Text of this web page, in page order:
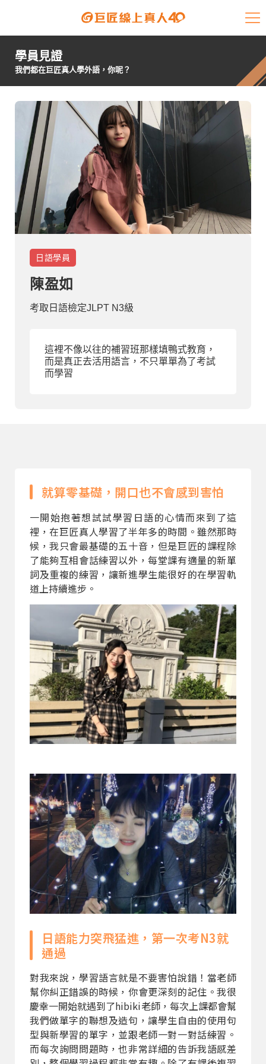
課程介紹
開課查詢
師資陣容
學員故事
免費資源
企業客戶
就業輔導
部落格
學員見證
我們都在巨匠真人學外語，你呢？
日語學員
陳盈如
考取日語檢定JLPT N3級
這裡不像以往的補習班那樣填鴨式教育，
而是真正去活用語言，不只單單為了考試
而學習
就算零基礎，開口也不會感到害怕
一開始抱著想試試學習日語的心情而來到了這
裡，在巨匠真人學習了半年多的時間。雖然那時
候，我只會最基礎的五十音，但是巨匠的課程除
了能夠互相會話練習以外，每堂課有適量的新單
詞及重複的練習，讓新進學生能很好的在學習軌
道上持續進步。
日語能力突飛猛進，第一次考N3就
通過
對我來說，學習語言就是不要害怕說錯！當老師
幫你糾正錯誤的時候，你會更深刻的記住。我很
慶幸一開始就遇到了hibiki老師，每次上課都會幫
我們做單字的聯想及造句，讓學生自由的使用句
型與新學習的單字，並跟老師一對一對話練習。
而每次詢問問題時，也非常詳細的告訴我語感差